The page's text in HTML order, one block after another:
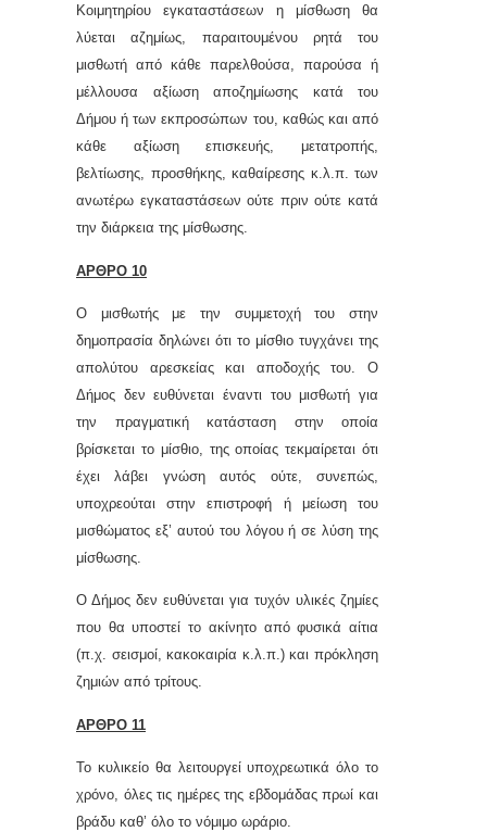
Κοιμητηρίου εγκαταστάσεων η μίσθωση θα
λύεται αζημίως, παραιτουμένου ρητά του
μισθωτή από κάθε παρελθούσα, παρούσα ή
μέλλουσα αξίωση αποζημίωσης κατά του
Δήμου ή των εκπροσώπων του, καθώς και από
κάθε αξίωση επισκευής, μετατροπής,
βελτίωσης, προσθήκης, καθαίρεσης κ.λ.π. των
ανωτέρω εγκαταστάσεων ούτε πριν ούτε κατά
την διάρκεια της μίσθωσης.
ΑΡΘΡΟ 10
Ο μισθωτής με την συμμετοχή του στην
δημοπρασία δηλώνει ότι το μίσθιο τυγχάνει της
απολύτου αρεσκείας και αποδοχής του. Ο
Δήμος δεν ευθύνεται έναντι του μισθωτή για
την πραγματική κατάσταση στην οποία
βρίσκεται το μίσθιο, της οποίας τεκμαίρεται ότι
έχει λάβει γνώση αυτός ούτε, συνεπώς,
υποχρεούται στην επιστροφή ή μείωση του
μισθώματος εξ’ αυτού του λόγου ή σε λύση της
μίσθωσης.
Ο Δήμος δεν ευθύνεται για τυχόν υλικές ζημίες
που θα υποστεί το ακίνητο από φυσικά αίτια
(π.χ. σεισμοί, κακοκαιρία κ.λ.π.) και πρόκληση
ζημιών από τρίτους.
ΑΡΘΡΟ 11
Το κυλικείο θα λειτουργεί υποχρεωτικά όλο το
χρόνο, όλες τις ημέρες της εβδομάδας πρωί και
βράδυ καθ’ όλο το νόμιμο ωράριο.